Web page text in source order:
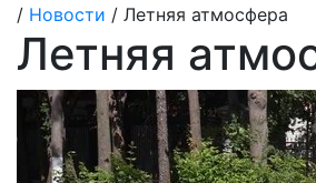
/ Новости / Летняя атмосфера
Летняя